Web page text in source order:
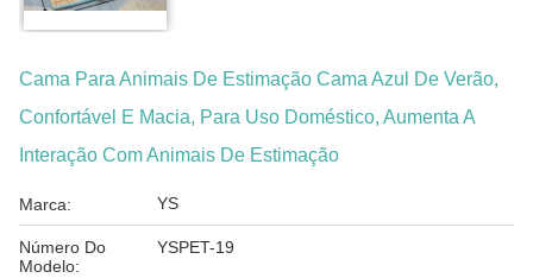
Cama Para Animais De Estimação Cama Azul De Verão,
Confortável E Macia, Para Uso Doméstico, Aumenta A
Interação Com Animais De Estimação
Marca: YS
Número Do
Modelo:
YSPET-19